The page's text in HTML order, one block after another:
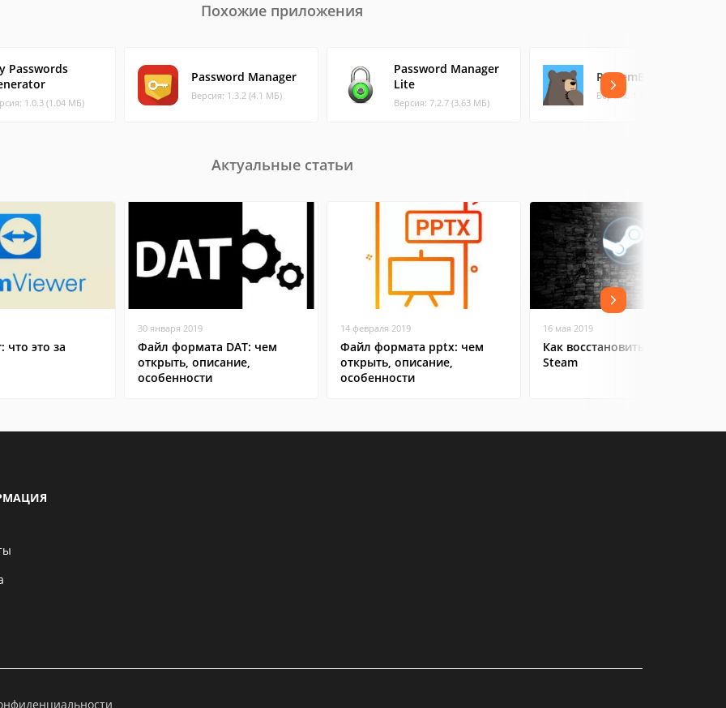
Похожие приложения
Passwords
1.0.3 (1.04 МБ)
Password Manager
Версия: 1.3.2 (4.1 МБ)
Password Manager
Lite
Версия: 7.2.7 (3.63 МБ)
RememBear
Версия: 1.4.6 (58.65 МБ)
Актуальные статьи
что это за
30 января 2019
Файл формата DAT: чем
открыть, описание,
особенности
14 февраля 2019
Файл формата pptx: чем
открыть, описание,
особенности
16 мая 2019
Как восстановить аккаунт в
Steam